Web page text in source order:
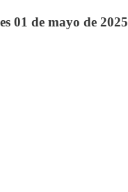
01 de mayo de